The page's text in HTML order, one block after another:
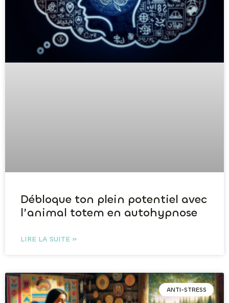
Débloque ton plein potentiel avec
l’animal totem en autohypnose
LIRE LA SUITE »
ANTI-STRESS